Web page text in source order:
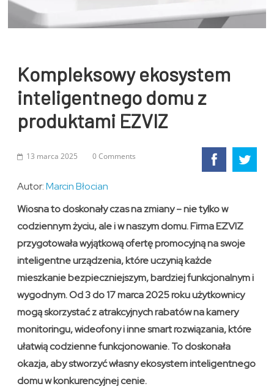
Kompleksowy ekosystem
inteligentnego domu z
produktami EZVIZ
13 marca 2025 0 Comments
Autor:Marcin Błocian
Wiosna to doskonały czas na zmiany – nie tylko w
codziennym życiu, ale i w naszym domu. Firma EZVIZ
przygotowała wyjątkową ofertę promocyjną na swoje
inteligentne urządzenia, które uczynią każde
mieszkanie bezpieczniejszym, bardziej funkcjonalnym i
wygodnym. Od 3 do 17 marca 2025 roku użytkownicy
mogą skorzystać z atrakcyjnych rabatów na kamery
monitoringu, wideofony i inne smart rozwiązania, które
ułatwią codzienne funkcjonowanie. To doskonała
okazja, aby stworzyć własny ekosystem inteligentnego
domu w konkurencyjnej cenie.